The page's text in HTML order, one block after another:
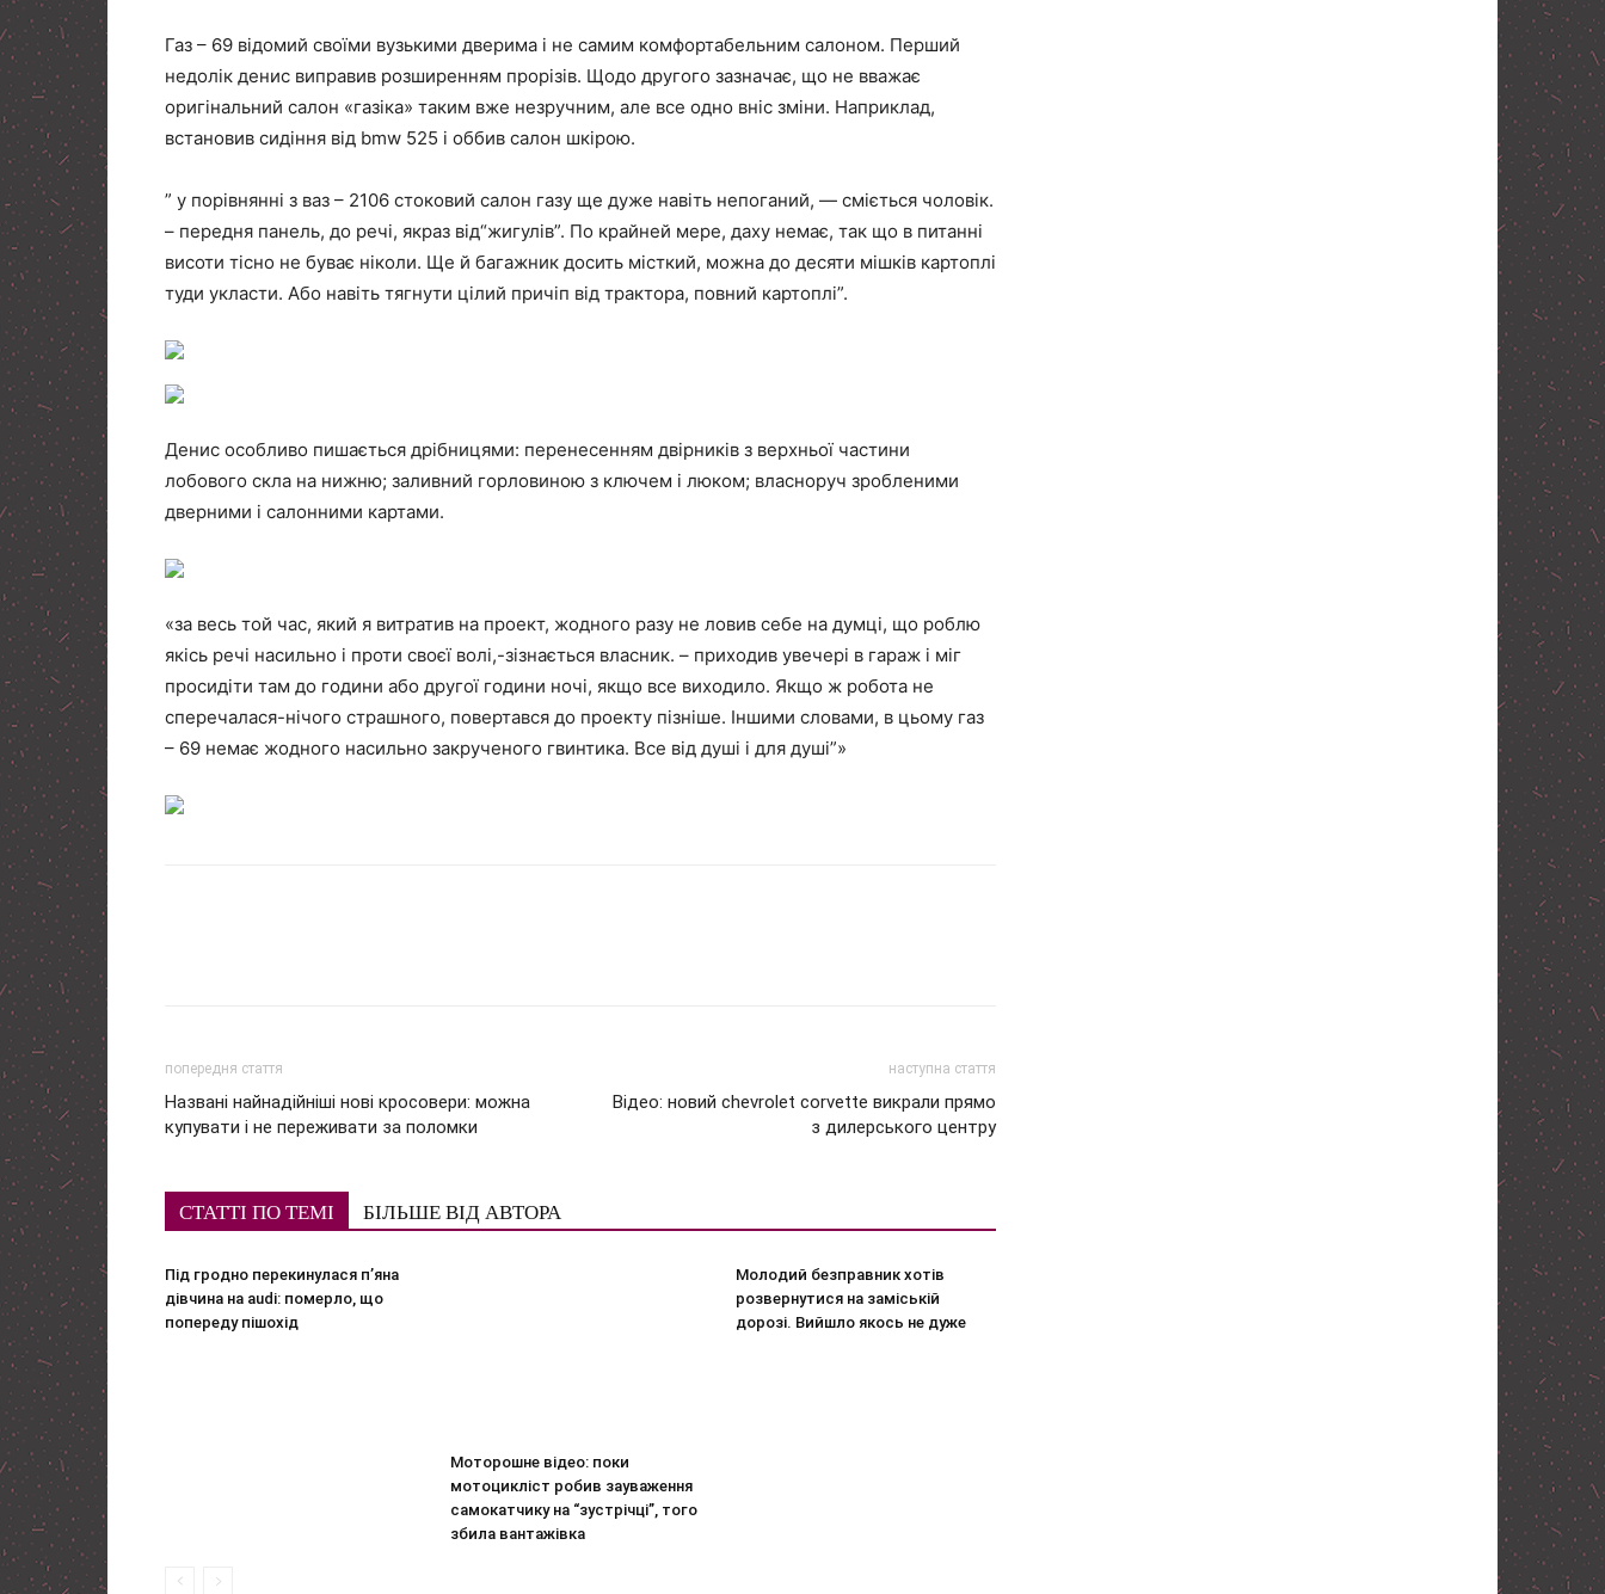
Газ – 69 відомий своїми вузькими дверима і не самим комфортабельним салоном. Перший
недолік денис виправив розширенням прорізів. Щодо другого зазначає, що не вважає
оригінальний салон «газіка» таким вже незручним, але все одно вніс зміни. Наприклад,
встановив сидіння від bmw 525 і оббив салон шкірою.
” у порівнянні з ваз – 2106 стоковий салон газу ще дуже навіть непоганий, — сміється чоловік.
– передня панель, до речі, якраз від“жигулів”. По крайней мере, даху немає, так що в питанні
висоти тісно не буває ніколи. Ще й багажник досить місткий, можна до десяти мішків картоплі
туди укласти. Або навіть тягнути цілий причіп від трактора, повний картоплі”.
Денис особливо пишається дрібницями: перенесенням двірників з верхньої частини
лобового скла на нижню; заливний горловиною з ключем і люком; власноруч зробленими
дверними і салонними картами.
«за весь той час, який я витратив на проект, жодного разу не ловив себе на думці, що роблю
якісь речі насильно і проти своєї волі,-зізнається власник. – приходив увечері в гараж і міг
просидіти там до години або другої години ночі, якщо все виходило. Якщо ж робота не
сперечалася-нічого страшного, повертався до проекту пізніше. Іншими словами, в цьому газ
– 69 немає жодного насильно закрученого гвинтика. Все від душі і для душі”»
попередня стаття
Названі найнадійніші нові кросовери: можна
купувати і не переживати за поломки
наступна стаття
Відео: новий chevrolet corvette викрали прямо
з дилерського центру
СТАТТІ ПО ТЕМІ БІЛЬШЕ ВІД АВТОРА
Під гродно перекинулася п’яна
дівчина на audi: померло, що
попереду пішохід
Моторошне відео: поки
мотоцикліст робив зауваження
самокатчику на “зустрічці”, того
збила вантажівка
Молодий безправник хотів
розвернутися на заміській
дорозі. Вийшло якось не дуже